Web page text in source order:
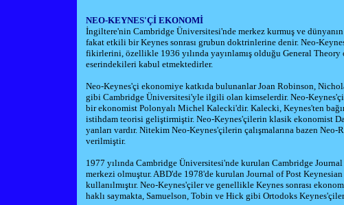
NEO-KEYNES'Çİ EKONOMİ
İngiltere'nin Cambridge Üniversitesi'nde merkez kurmuş ve
fakat etkili bir Keynes sonrası grubun doktrinlerine denir. Neo-
fikirlerini, özellikle 1936 yılında yayınlamış olduğu General
eserindekileri kabul etmektedirler.
Neo-Keynes'çi ekonomiye katkıda bulunanlar Joan Robinson,
gibi Cambridge Üniversitesi'yle ilgili olan kimselerdir. Neo-
bir ekonomist Polonyalı Michel Kalecki'dir. Kalecki, Keynes'ten
istihdam teorisi geliştirmiştir. Neo-Keynes'çilerin klasik ekonomist
yanları vardır. Nitekim Neo-Keynes'çilerin çalışmalarına bazen Neo-
verilmiştir.
1977 yılında Cambridge Üniversitesi'nde kurulan Cambridge
merkezi olmuştur. ABD'de 1978'de kurulan Journal of Post
kullanılmıştır. Neo-Keynes'çiler ve genellikle Keynes sonrası
haklı saymakta, Samuelson, Tobin ve Hick gibi Ortodoks